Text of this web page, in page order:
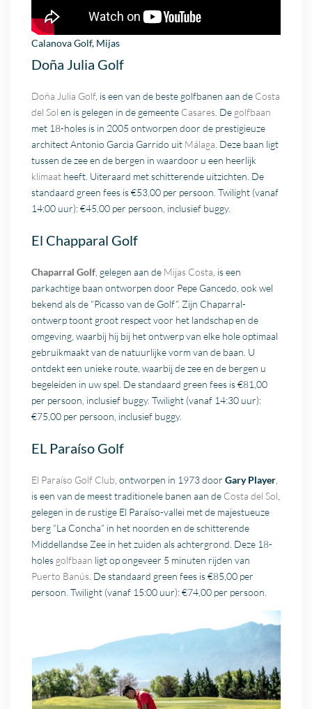
Calanova Golf, Mijas
Doña Julia Golf
Doña Julia Golf, is een van de beste golfbanen aan de Costa
del Sol en is gelegen in de gemeente Casares . De golfbaan
met 18-holes is in 2005 ontworpen door de prestigieuze
architect Antonio Garcia Garrido uit Málaga . Deze baan ligt
tussen de zee en de bergen in waardoor u een heerlijk
klimaat heeft. Uiteraard met schitterende uitzichten. De
standaard green fees is €53,00 per persoon. Twilight (vanaf
14:00 uur): €45,00 per persoon, inclusief buggy.
El Chapparal Golf
Chaparral Golf , gelegen aan de Mijas Costa , is een
parkachtige baan ontworpen door Pepe Gancedo, ook wel
bekend als de “Picasso van de Golf”. Zijn Chaparral-
ontwerp toont groot respect voor het landschap en de
omgeving, waarbij hij bij het ontwerp van elke hole optimaal
gebruikmaakt van de natuurlijke vorm van de baan. U
ontdekt een unieke route, waarbij de zee en de bergen u
begeleiden in uw spel. De standaard green fees is €81,00
per persoon, inclusief buggy. Twilight (vanaf 14:30 uur):
€75,00 per persoon, inclusief buggy.
EL Paraíso Golf
El Paraíso Golf Club , ontworpen in 1973 doorGary Player
is een van de meest traditionele banen aan de Costa del Sol
gelegen in de rustige El Paraíso-vallei met de majestueuze
berg “La Concha” in het noorden en de schitterende
Middellandse Zee in het zuiden als achtergrond. Deze 18-
holes golfbaan ligt op ongeveer 5 minuten rijden van
Puerto Banús . De standaard green fees is €85,00 per
persoon. Twilight (vanaf 15:00 uur): €74,00 per persoon.